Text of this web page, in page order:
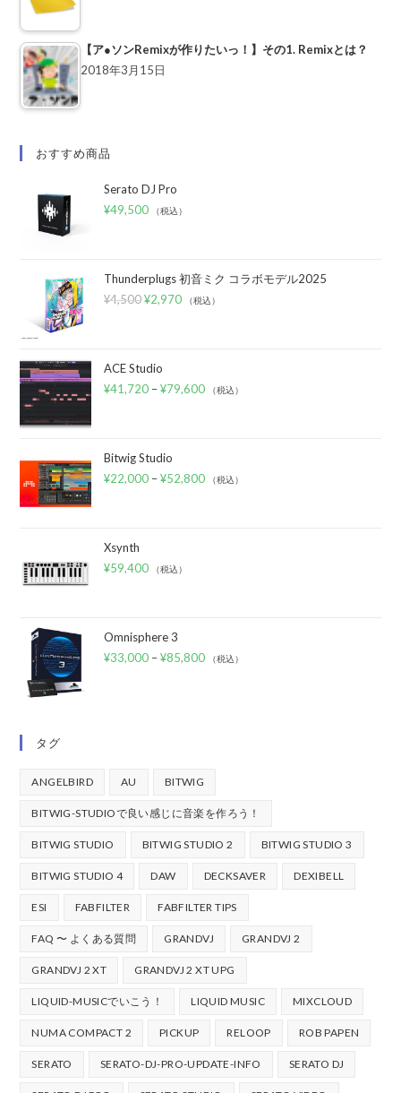
【ア●ソンRemixが作りたいっ！】その1. Remixとは？
2018年3月15日
おすすめ商品
Serato DJ Pro
¥49,500 （税込）
Thunderplugs 初音ミク コラボモデル2025
¥4,500 ¥2,970 （税込）
ACE Studio
¥41,720 –¥79,600 （税込）
Bitwig Studio
¥22,000 –¥52,800 （税込）
Xsynth
¥59,400 （税込）
Omnisphere 3
¥33,000 –¥85,800 （税込）
タグ
ANGELBIRD AU BITWIG
BITWIG-STUDIOで良い感じに音楽を作ろう！
BITWIG STUDIO BITWIG STUDIO 2 BITWIG STUDIO 3
BITWIG STUDIO 4 DAW DECKSAVER DEXIBELL
ESI FABFILTER FABFILTER TIPS
FAQ 〜 よくある質問 GRANDVJ GRANDVJ 2
GRANDVJ 2 XT GRANDVJ 2 XT UPG
LIQUID-MUSICでいこう！ LIQUID MUSIC MIXCLOUD
NUMA COMPACT 2 PICKUP RELOOP ROB PAPEN
SERATO SERATO-DJ-PRO-UPDATE-INFO SERATO DJ